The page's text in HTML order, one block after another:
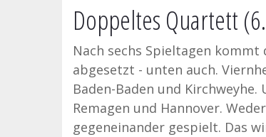
Doppeltes Quartett
Nach sechs Spieltagen
abgesetzt - unten auch.
Baden-Baden und
Remagen und Hannover.
gegeneinander gespielt. Das